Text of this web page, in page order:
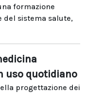
formazione
del sistema salute,
uso quotidiano
progettazione dei